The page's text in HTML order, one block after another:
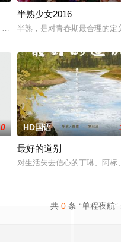
紧急医疗救助。一路上
被一种突如其来的冲动驱使。回
set against the backd
半熟少女2016
半熟，是对青春期最合理的
隔阂，和父亲和解，自
华慈善奖最具爱心慈善楷模张彦
被那微不足道的成就麻醉过后他
HD国语
最好的道别
对生活失去信心的丁琳、阿
共 0 条 “单程夜航”